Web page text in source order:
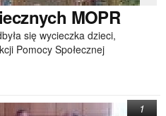
MOPR
się wycieczka dzieci,
Pomocy Społecznej
1